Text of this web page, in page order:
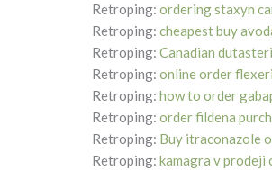
Retroping: ordering staxyn
Retroping: cheapest buy
Retroping: Canadian
Retroping: online order
Retroping: how to order
Retroping: order fildena
Retroping: Buy itraconazole
Retroping: kamagra v prodeji